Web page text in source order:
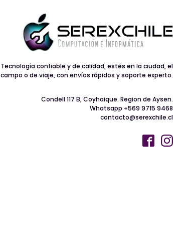
Tecnología confiable y de calidad, estés en la ciudad, el
campo o de viaje, con envíos rápidos y soporte experto.
Condell 117 B, Coyhaique. Region de Aysen.
Whatsapp +569 9715 9468
contacto@serexchile.cl